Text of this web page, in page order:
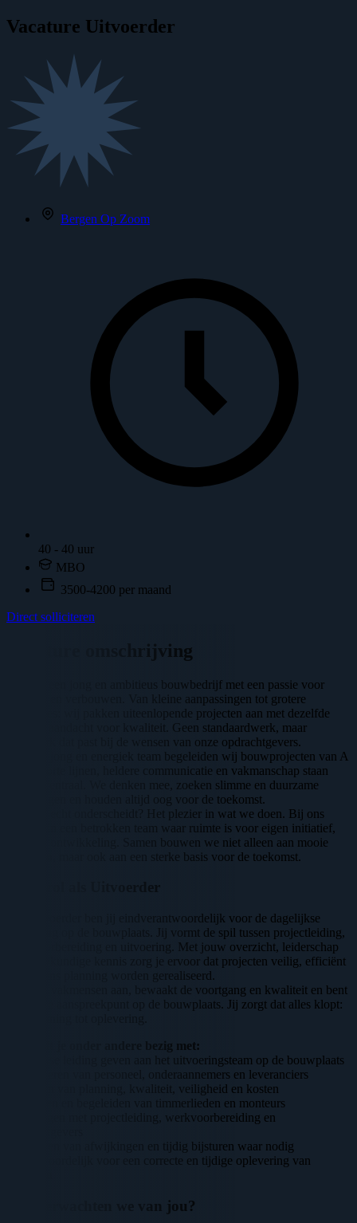
Vacature Uitvoerder
Bergen Op Zoom
40 - 40 uur
MBO
3500-4200 per maand
Direct solliciteren
Vacature omschrijving
Wij zijn een jong en ambitieus bouwbedrijf met een passie voor
bouwen en verbouwen. Van kleine aanpassingen tot grotere
renovaties: wij pakken uiteenlopende projecten aan met dezelfde
inzet en aandacht voor kwaliteit. Geen standaardwerk, maar
maatwerk dat past bij de wensen van onze opdrachtgevers.
Met een jong en energiek team begeleiden wij bouwprojecten van A
tot Z. Korte lijnen, heldere communicatie en vakmanschap staan
daarbij centraal. We denken mee, zoeken slimme en duurzame
oplossingen en houden altijd oog voor de toekomst.
Wat ons echt onderscheidt? Het plezier in wat we doen. Bij ons
werk je in een betrokken team waar ruimte is voor eigen initiatief,
groei en ontwikkeling. Samen bouwen we niet alleen aan mooie
projecten, maar ook aan een sterke basis voor de toekomst.
Jouw rol als Uitvoerder
Als Uitvoerder ben jij eindverantwoordelijk voor de dagelijkse
aansturing op de bouwplaats. Jij vormt de spil tussen projectleiding,
werkvoorbereiding en uitvoering. Met jouw overzicht, leiderschap
en bouwkundige kennis zorg je ervoor dat projecten veilig, efficiënt
en volgens planning worden gerealiseerd.
Je stuurt vakmensen aan, bewaakt de voortgang en kwaliteit en bent
het eerste aanspreekpunt op de bouwplaats. Jij zorgt dat alles klopt:
Je houdt je onder andere bezig met:
Dagelijkse leiding geven aan het uitvoeringsteam op de bouwplaats
Coördineren van personeel, onderaannemers en leveranciers
Bewaken van planning, kwaliteit, veiligheid en kosten
Aansturen en begeleiden van timmerlieden en monteurs
Overleggen met projectleiding, werkvoorbereiding en
Signaleren van afwijkingen en tijdig bijsturen waar nodig
Verantwoordelijk voor een correcte en tijdige oplevering van
Wat verwachten we van jou?